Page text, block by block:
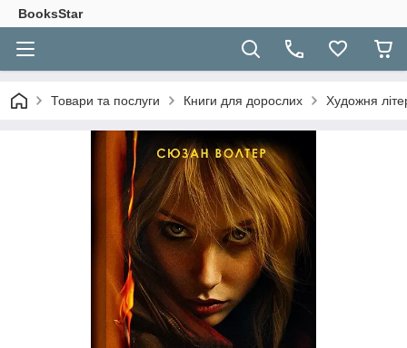
BooksStar
Товари та послуги Книги для дорослих Художня